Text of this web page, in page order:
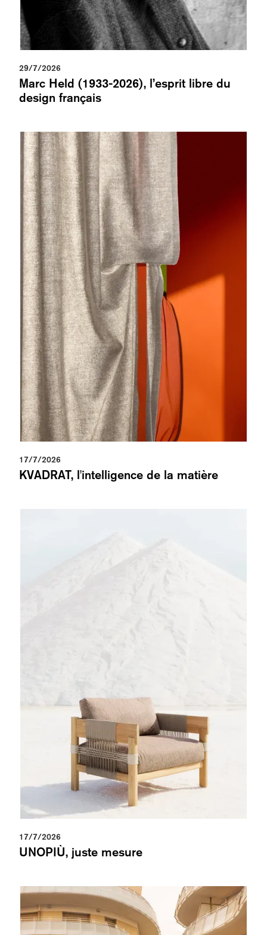
29/7/2026
Marc Held (1933-2026), l’esprit libre du
design français
17/7/2026
KVADRAT, l'intelligence de la matière
17/7/2026
UNOPIÙ, juste mesure